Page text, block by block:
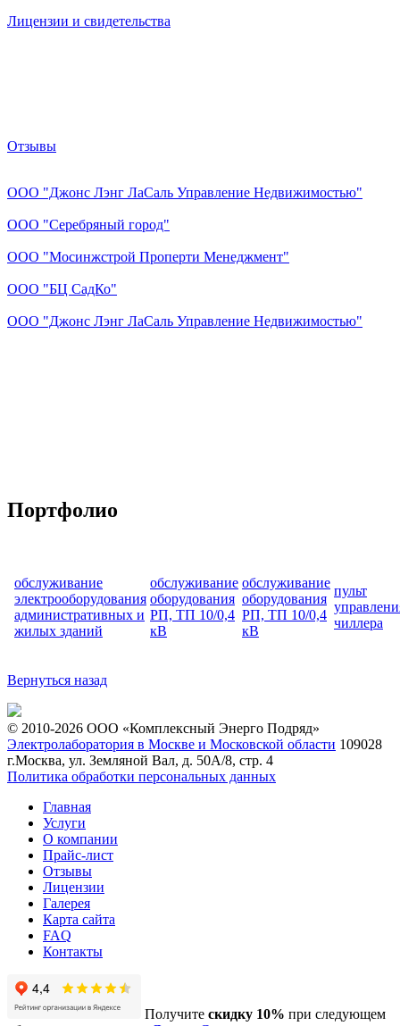
Лицензии и свидетельства
Отзывы
ООО "Джонс Лэнг ЛаСаль Управление Недвижимостью"
ООО "Серебряный город"
ООО "Мосинжстрой Проперти Менеджмент"
ООО "БЦ СадКо"
ООО "Джонс Лэнг ЛаСаль Управление Недвижимостью"
Портфолио
обслуживание
электрооборудования
административных и
жилых зданий
обслуживание
оборудования
РП, ТП 10/0,4
кВ
обслуживание
оборудования
РП, ТП 10/0,4
кВ
пульт
чиллера
Вернуться назад
© 2010-2026 ООО «Комплексный Энерго Подряд»
Электролаборатория в Москве и Московской области 109028
г.Москва, ул. Земляной Вал, д. 50А/8, стр. 4
Политика обработки персональных данных
Главная
Услуги
О компании
Прайс-лист
Отзывы
Лицензии
Галерея
Карта сайта
FAQ
Контакты
Получите скидку 10% при следующем